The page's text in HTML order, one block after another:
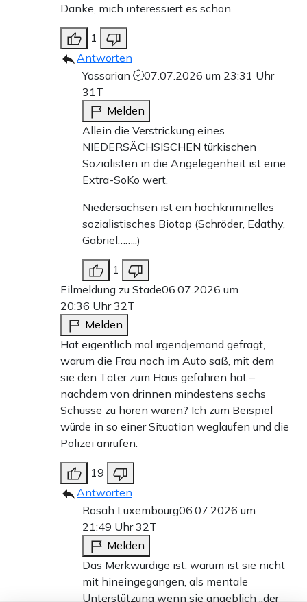
Danke, mich interessiert es schon.
1
Antworten
Yossarian
07.07.2026 um 23:31 Uhr
31T
Melden
Allein die Verstrickung eines
NIEDERSÄCHSISCHEN türkischen
Sozialisten in die Angelegenheit ist eine
Extra-SoKo wert.
Niedersachsen ist ein hochkriminelles
sozialistisches Biotop (Schröder, Edathy,
Gabriel……..)
1
Eilmeldung zu Stade06.07.2026 um
20:36 Uhr32T
Melden
Hat eigentlich mal irgendjemand gefragt,
warum die Frau noch im Auto saß, mit dem
sie den Täter zum Haus gefahren hat –
nachdem von drinnen mindestens sechs
Schüsse zu hören waren? Ich zum Beispiel
würde in so einer Situation weglaufen und die
Polizei anrufen.
19
Antworten
Rosah Luxembourg06.07.2026 um
21:49 Uhr32T
Melden
Das Merkwürdige ist, warum ist sie nicht
mit hineingegangen, als mentale
Unterstützung wenn sie angeblich „der